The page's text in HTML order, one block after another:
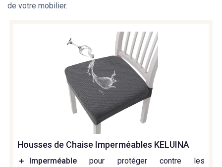
de votre mobilier.
Housses de Chaise Imperméables KELUINA
＋ Imperméable pour protéger contre les